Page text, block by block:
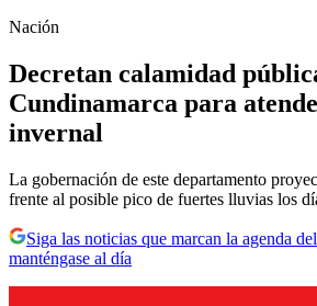
Nación
Decretan calamidad
Cundinamarca para
invernal
La gobernación de este departamento
frente al posible pico de fuertes lluvias los
Siga las noticias que marcan la agenda
manténgase al día